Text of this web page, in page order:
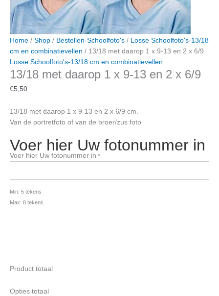
Home / Shop / Bestellen-Schoolfoto's / Losse Schoolfoto's-13/18
cm en combinatievellen / 13/18 met daarop 1 x 9-13 en 2 x 6/9
Losse Schoolfoto's-13/18 cm en combinatievellen
13/18 met daarop 1 x 9-13 en 2 x 6/9
€5,50
13/18 met daarop 1 x 9-13 en 2 x 6/9 cm.
Van de portretfoto of van de broer/zus foto
Voer hier Uw fotonummer in
Voer hier Uw fotonummer in *
Min: 5 tekens
Max: 8 tekens
Product totaal
Opties totaal